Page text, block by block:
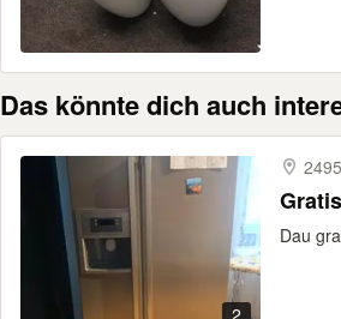
Das könnte dich auch
2
Dau